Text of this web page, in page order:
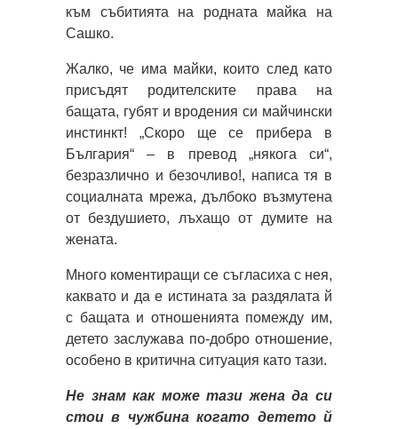
към събитията на родната майка на
Сашко.
Жалко, че има майки, които след като
присъдят родителските права на
бащата, губят и вродения си майчински
инстинкт! „Скоро ще се прибера в
България“ – в превод „някога си“,
безразлично и безочливо!, написа тя в
социалната мрежа, дълбоко възмутена
от бездушието, лъхащо от думите на
жената.
Много коментиращи се съгласиха с нея,
каквато и да е истината за раздялата й
с бащата и отношенията помежду им,
детето заслужава по-добро отношение,
особено в критична ситуация като тази.
Не знам как може тази жена да си
стои в чужбина когато детето й